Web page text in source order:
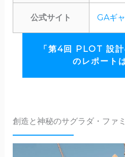
公式サイト GAギ
「第4回 PLOT 設計
のレポート
創造と神秘のサグラダ・ファ